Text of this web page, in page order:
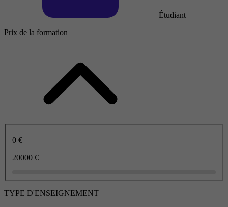
Étudiant
Prix de la formation
0 €
20000 €
TYPE D'ENSEIGNEMENT